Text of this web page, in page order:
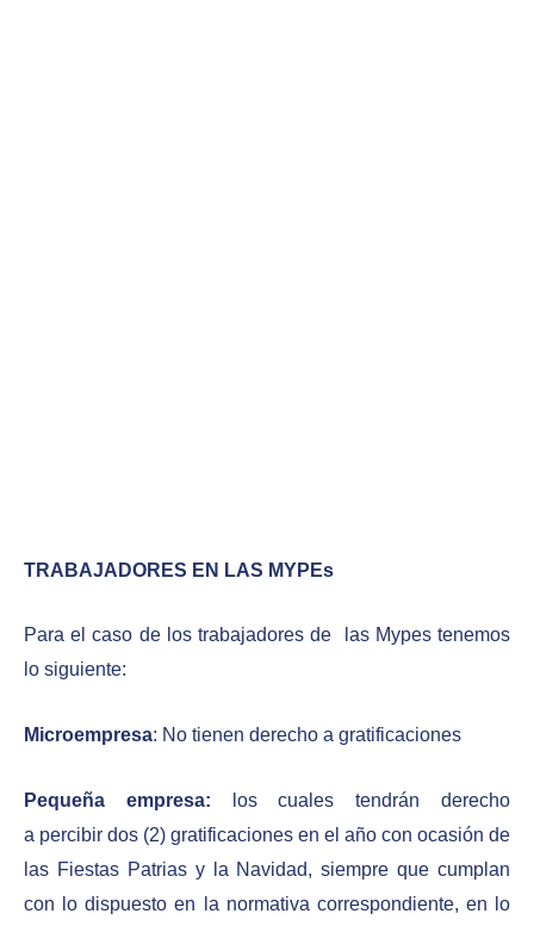
TRABAJADORES EN LAS MYPEs
Para el caso de los trabajadores de las Mypes tenemos
lo siguiente:
Microempresa: No tienen derecho a gratificaciones
Pequeña empresa: los cuales tendrán derecho
a percibir dos (2) gratificaciones en el año con ocasión de
las Fiestas Patrias y la Navidad, siempre que cumplan
con lo dispuesto en la normativa correspondiente, en lo